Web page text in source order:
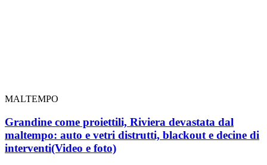
MALTEMPO
Grandine come proiettili, Riviera devastata dal
maltempo: auto e vetri distrutti, blackout e decine di
interventi(Video e foto)